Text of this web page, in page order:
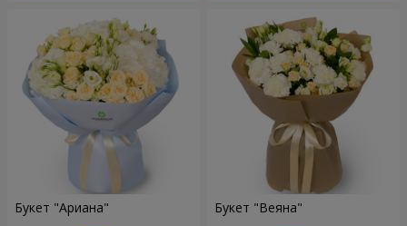
Букет "Ариана" Букет "Веяна"